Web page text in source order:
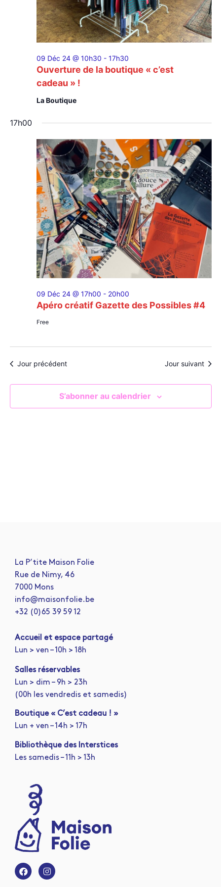
Ouverture de la boutique « c’est
cadeau » !
09 Déc 24 @ 10h30 - 17h30
La Boutique
17h00
Apéro créatif Gazette des Possibles #4
09 Déc 24 @ 17h00 - 20h00
Free
Jour précédent Jour suivant
S’abonner au calendrier
La P’tite Maison Folie
Rue de Nimy, 46
7000 Mons
info@maisonfolie.be
+32 (0)65 39 59 12
Accueil et espace partagé
Lun > ven – 10h > 18h
Salles réservables
Lun > dim – 9h > 23h
(00h les vendredis et samedis)
Boutique « C’est cadeau ! »
Lun + ven – 14h > 17h
Bibliothèque des Interstices
Les samedis – 11h > 13h